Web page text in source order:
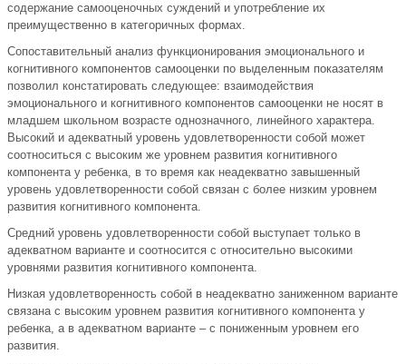
содержание самооценочных суждений и употребление их
преимущественно в категоричных формах.
Сопоставительный анализ функционирования эмоционального и
когнитивного компонентов самооценки по выделенным показателям
позволил констатировать следующее: взаимодействия
эмоционального и когнитивного компонентов самооценки не носят в
младшем школьном возрасте однозначного, линейного характера.
Высокий и адекватный уровень удовлетворенности собой может
соотноситься с высоким же уровнем развития когнитивного
компонента у ребенка, в то время как неадекватно завышенный
уровень удовлетворенности собой связан с более низким уровнем
развития когнитивного компонента.
Средний уровень удовлетворенности собой выступает только в
адекватном варианте и соотносится с относительно высокими
уровнями развития когнитивного компонента.
Низкая удовлетворенность собой в неадекватно заниженном варианте
связана с высоким уровнем развития когнитивного компонента у
ребенка, а в адекватном варианте – с пониженным уровнем его
развития.